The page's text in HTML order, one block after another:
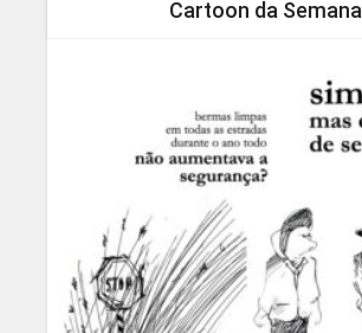
Cartoon da Semana